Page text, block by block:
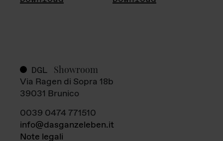
DGL Showroom
Via Ragen di Sopra 18b
39031 Brunico
0039 0474 771510
info@dasganzeleben.it
Note legali